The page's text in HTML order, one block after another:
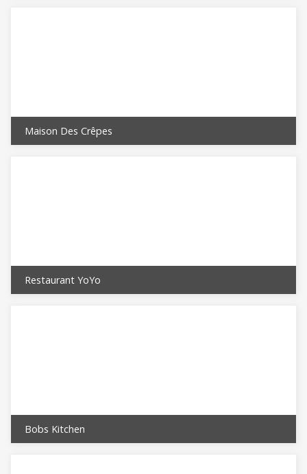
Maison Des Crêpes
Restaurant YoYo
Bobs Kitchen